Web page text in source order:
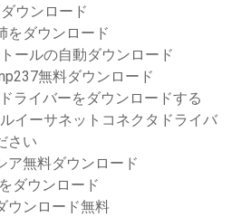
ウンロード
をダウンロード
ールの自動ダウンロード
無料ダウンロード
ライバーをダウンロードする
イーサネットコネクタドライバ
さい
ア無料ダウンロード
ダウンロード
ウンロード無料